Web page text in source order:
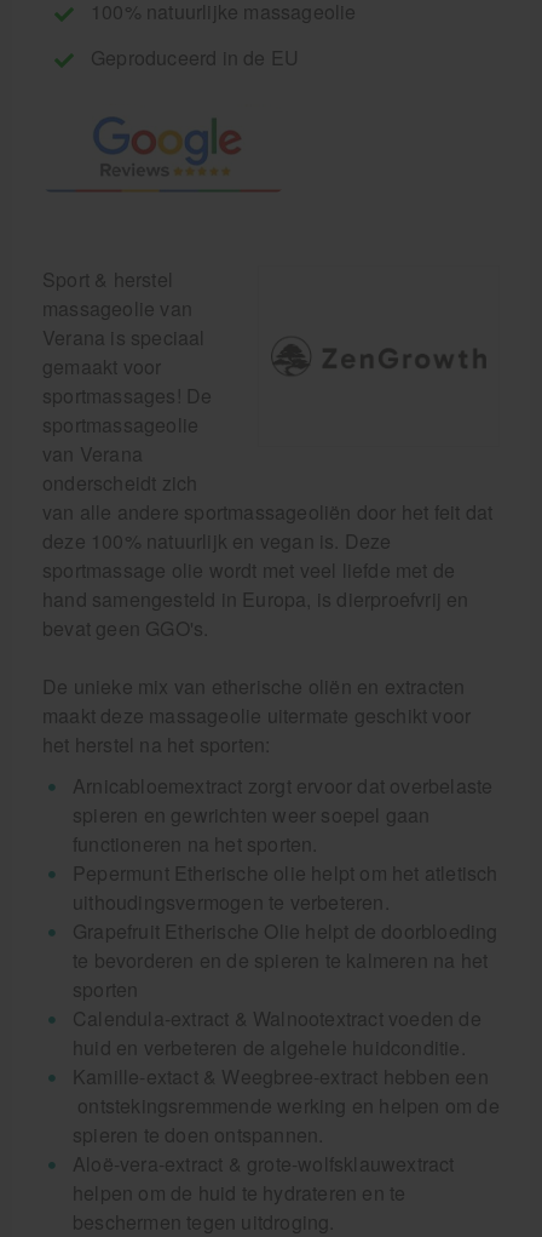
100% natuurlijke massageolie
Geproduceerd in de EU
Sport & herstel
massageolie van
Verana is speciaal
gemaakt voor
sportmassages! De
sportmassageolie
van Verana
onderscheidt zich
van alle andere sportmassageoliën door het feit dat
deze 100% natuurlijk en vegan is. Deze
sportmassage olie wordt met veel liefde met de
hand samengesteld in Europa, is dierproefvrij en
bevat geen GGO's.
De unieke mix van etherische oliën en extracten
maakt deze massageolie uitermate geschikt voor
het herstel na het sporten:
Arnicabloemextract zorgt ervoor dat overbelaste
spieren en gewrichten weer soepel gaan
functioneren na het sporten.
Pepermunt Etherische olie helpt om het atletisch
uithoudingsvermogen te verbeteren.
Grapefruit Etherische Olie helpt de doorbloeding
te bevorderen en de spieren te kalmeren na het
sporten
Calendula-extract & Walnootextract voeden de
huid en verbeteren de algehele huidconditie.
Kamille-extact & Weegbree-extract hebben een
ontstekingsremmende werking en helpen om de
spieren te doen ontspannen.
Aloë-vera-extract & grote-wolfsklauwextract
helpen om de huid te hydrateren en te
beschermen tegen uitdroging.